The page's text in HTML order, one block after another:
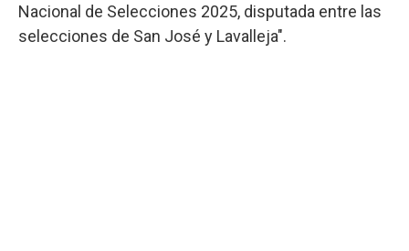
Nacional de Selecciones 2025, disputada entre las
selecciones de San José y Lavalleja".